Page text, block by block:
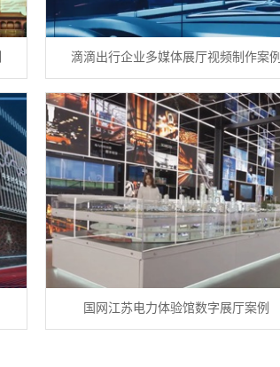
滴滴出行企业多媒体展厅视频制作案例
国网江苏电力体验馆数字展厅案例